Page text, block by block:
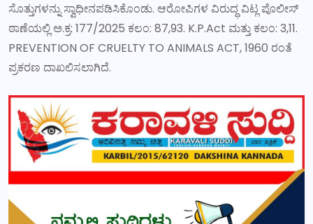
ಸೊತ್ತುಗಳನ್ನು ಸ್ವಾಧೀನಪಡಿಸಿಕೊಂಡು. ಆರೋಪಿಗಳ ವಿರುದ್ಧ ವಿಟ್ಲ ಪೊಲೀಸ್
ಠಾಣೆಯಲ್ಲಿ ಅ.ಕ್ರ: 177/2025 ಕಲಂ: 87,93. K.P.Act ಮತ್ತು ಕಲಂ: 3,11.
PREVENTION OF CRUELTY TO ANIMALS ACT, 1960 ರಂತೆ
ಪ್ರಕರಣ ದಾಖಲಿಸಲಾಗಿದೆ.